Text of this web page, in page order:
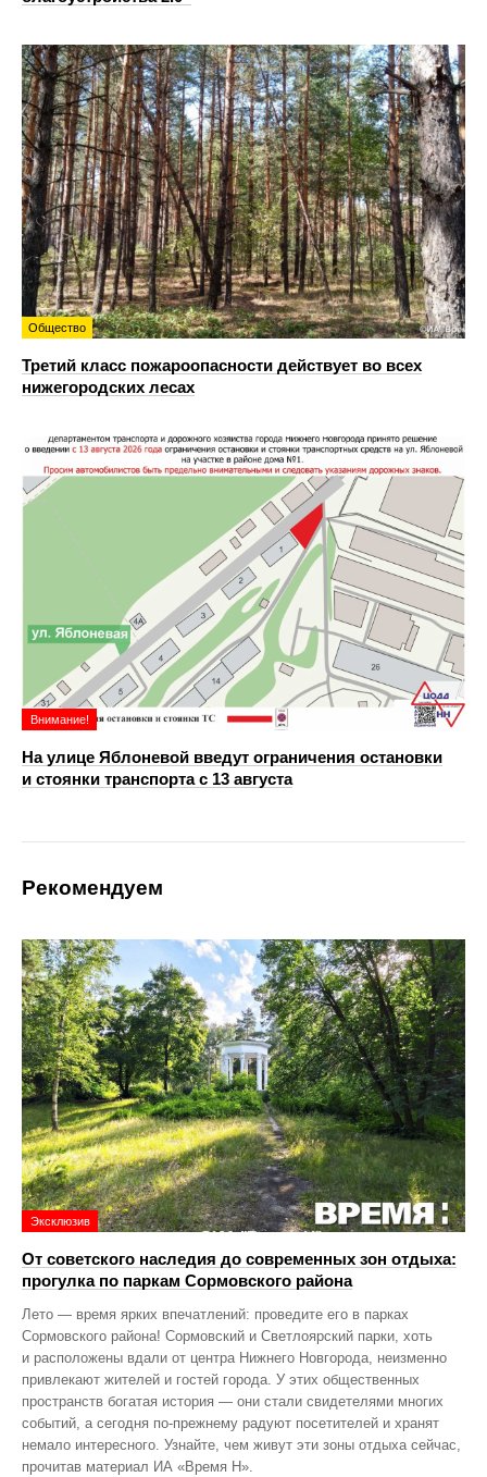
Общество
Третий класс пожароопасности действует во всех
нижегородских лесах
Внимание!
На улице Яблоневой введут ограничения остановки
и стоянки транспорта с 13 августа
Рекомендуем
Эксклюзив
От советского наследия до современных зон отдыха:
прогулка по паркам Сормовского района
Лето — время ярких впечатлений: проведите его в парках
Сормовского района! Сормовский и Светлоярский парки, хоть
и расположены вдали от центра Нижнего Новгорода, неизменно
привлекают жителей и гостей города. У этих общественных
пространств богатая история — они стали свидетелями многих
событий, а сегодня по‑прежнему радуют посетителей и хранят
немало интересного. Узнайте, чем живут эти зоны отдыха сейчас,
прочитав материал ИА «Время Н».